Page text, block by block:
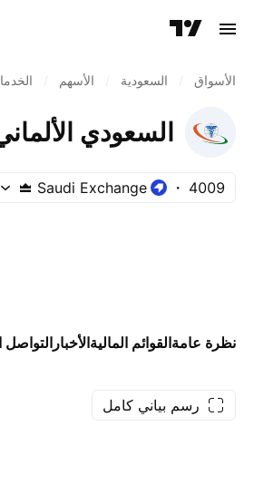
الأسواق السعودية الأسهم
السعودي
4009
Saudi Exchange
نظرة عامةالقوائم الماليةالأخبارالتواصل
رسم بياني كامل